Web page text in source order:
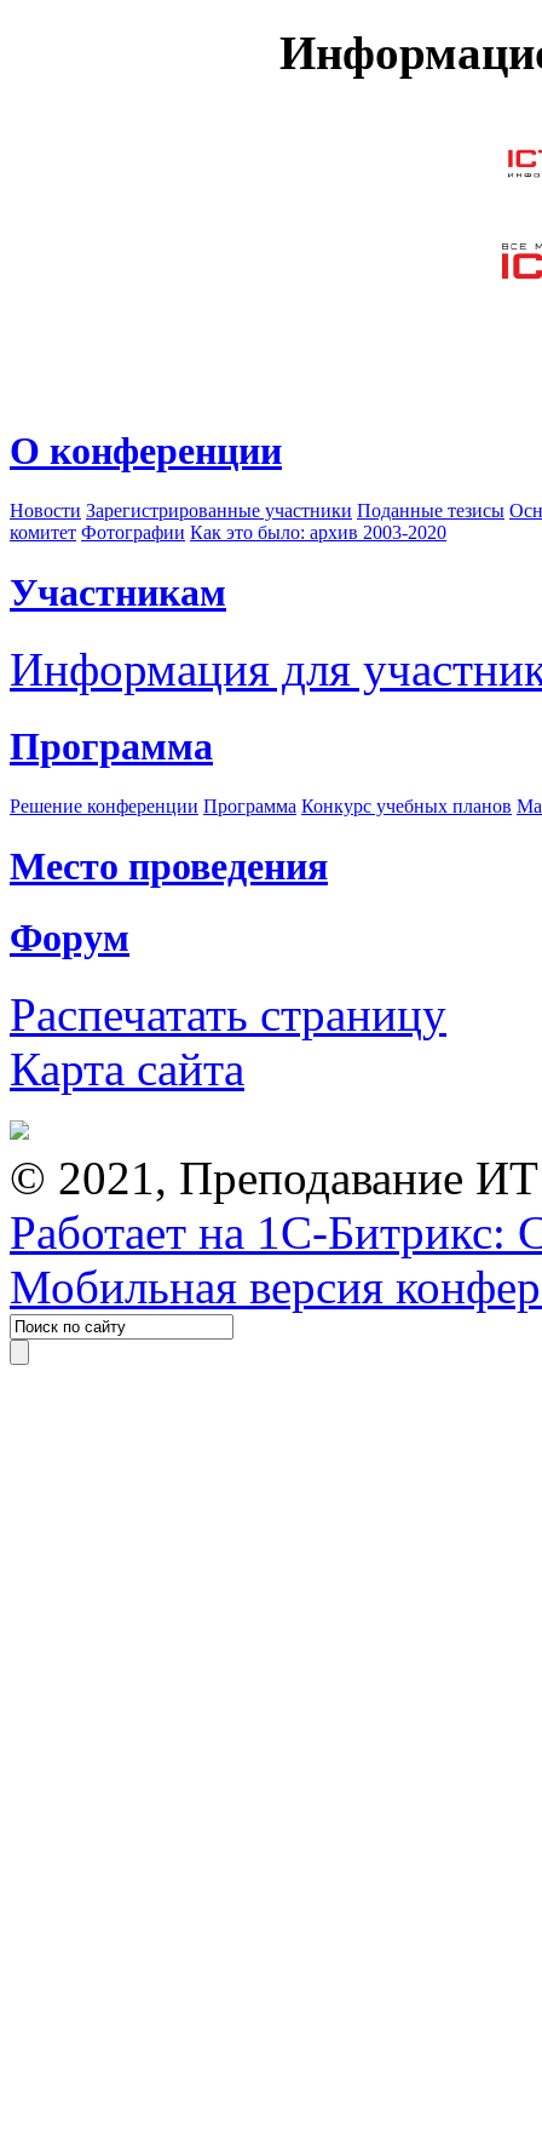
О конференции
Новости Зарегистрированные участники Поданные тезисы
комитет Фотографии Как это было: архив 2003-2020
Участникам
Информация для
Программа
Решение конференции Программа Конкурс учебных планов
Место проведения
Форум
Распечатать страницу
Карта сайта
© 2021, Преподавание
Работает на 1С-Битрикс:
Мобильная версия